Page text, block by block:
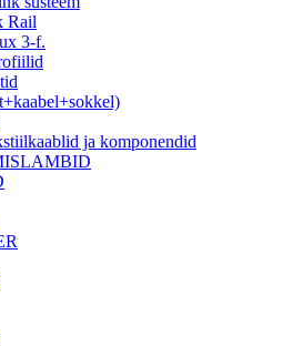
Rail
3-f.
ja komponendid